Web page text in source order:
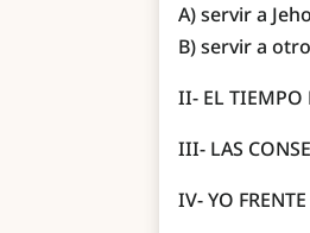
A) servir a
B) servir a
II- EL TIEMPO
III- LAS
IV- YO